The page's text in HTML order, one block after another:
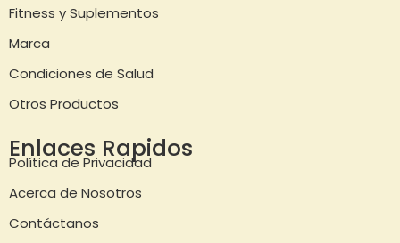
Fitness y Suplementos
Marca
Condiciones de Salud
Otros Productos
Enlaces Rapidos
Política de Privacidad
Acerca de Nosotros
Contáctanos